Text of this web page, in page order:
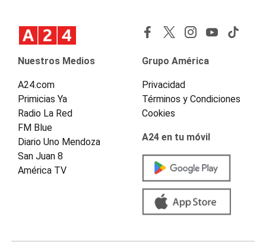
Nuestros Medios
A24.com
Primicias Ya
Radio La Red
FM Blue
Diario Uno Mendoza
San Juan 8
América TV
Grupo América
Privacidad
Términos y Condiciones
Cookies
A24 en tu móvil